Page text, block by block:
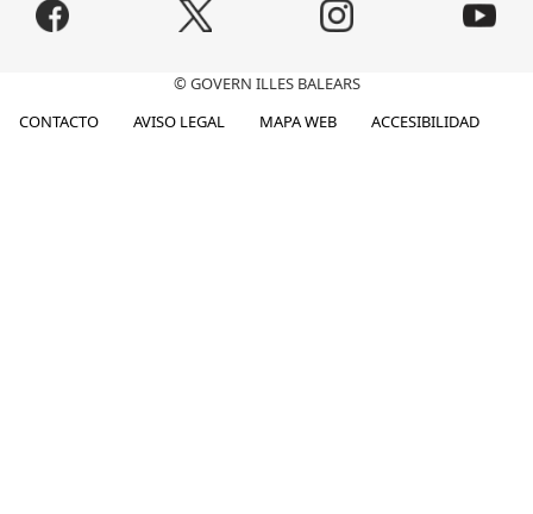
© GOVERN ILLES BALEARS
CONTACTO
AVISO LEGAL MAPA WEB ACCESIBILIDAD